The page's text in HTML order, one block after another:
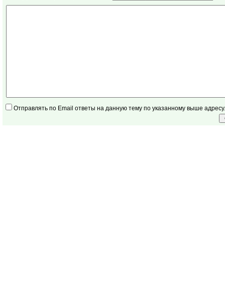
Отправлять по Email ответы на данную тему по указанному выше адресу.